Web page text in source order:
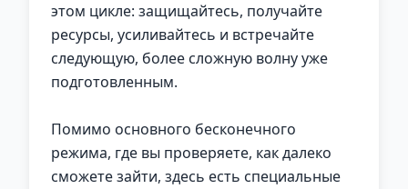
этом цикле: защищайтесь, получайте
ресурсы, усиливайтесь и встречайте
следующую, более сложную волну уже
подготовленным.
Помимо основного бесконечного
режима, где вы проверяете, как далеко
сможете зайти, здесь есть специальные